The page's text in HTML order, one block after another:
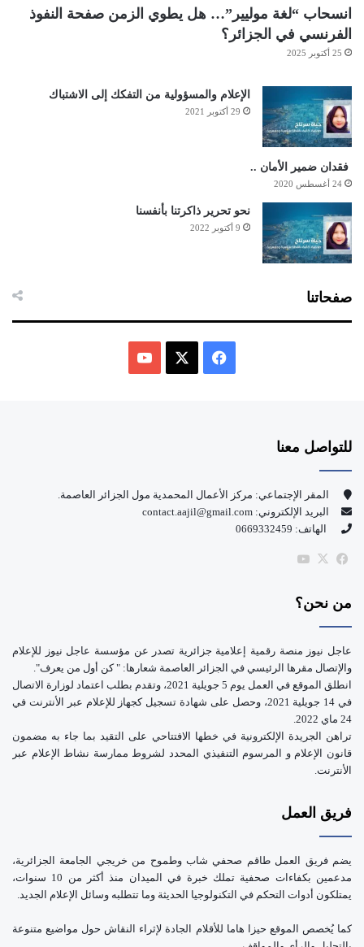
انسحاب “لغة موليير”… هل يطوي الزمن صفحة النفوذ
الفرنسي في الجزائر؟
25 أكتوبر 2025
الإعلام والمسؤولية من التفكك إلى الاشتباك
29 أكتوبر 2021
فقدان ضمير الأمان ..
24 أغسطس 2020
نحو تحرير ذاكرتنا بأنفسنا
9 أكتوبر 2022
صفحاتنا
و
ك
للتواصل معنا
المقر الإجتماعي: مركز الأعمال المحمدية مول الجزائر العاصمة.
البريد الإلكتروني: contact.aajil@gmail.com
الهاتف: 0669332459
فيسبوك
‫X
من نحن؟
عاجل نيوز منصة رقمية إعلامية جزائرية تصدر عن مؤسسة عاجل نيوز للإعلام
والإتصال مقرها الرئيسي في الجزائر العاصمة شعارها: " كن أول من يعرف".
انطلق الموقع في العمل يوم 5 جويلية 2021، وتقدم بطلب اعتماد لوزارة الاتصال
في 14 جويلية 2021، وحصل على شهادة تسجيل كجهاز للإعلام عبر الأنترنت في
24 ماي 2022.
تراهن الجريدة الإلكترونية في خطها الافتتاحي على التقيد بما جاء به مضمون
قانون الإعلام و المرسوم التنفيذي المحدد لشروط ممارسة نشاط الإعلام عبر
الأنترنت.
فريق العمل
يضم فريق العمل طاقم صحفي شاب وطموح من خريجي الجامعة الجزائرية،
مدعمين بكفاءات صحفية تملك خبرة في الميدان منذ أكثر من 10 سنوات،
يمتلكون أدوات التحكم في التكنولوجيا الحديثة وما تتطلبه وسائل الإعلام الجديد.
كما يُخصص الموقع حيزا هاما للأقلام الجادة لإثراء النقاش حول مواضيع متنوعة